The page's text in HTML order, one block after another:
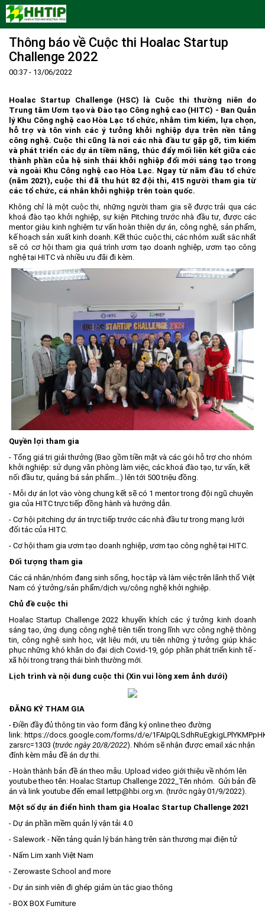
Trang Chủ
Giới thiệu
Tầm nhìn - Sứ mệnh
Lãnh đạo Ban Quản lý
Cơ cấu tổ chức
Chức năng, nhiệm vụ
Ban Quản lý Khu
Chính sách mới
Doanh nghiệp
Hợp tác quốc tế
Đào tạo và Nghiên cứu
Cách mạng công nghiệp lần thứ 4
Quy hoạch
Quy hoạch tổng thể
Quy hoạch khu chức năng
Ưu thế
Vị trí
Cơ sở hạ tầng
Cơ chế ưu đãi đầu tư
Cơ chế Một cửa
Nguồn nhân lực
Nhà đầu tư
Hướng dẫn đầu tư
Trình tự, thủ tục đầu tư
Tiêu chí đầu tư
Lĩnh vực đầu tư
Quản lý và vận hành dự án đầu tư
Văn bản pháp luật
Các thủ tục hành chính
Doanh nghiệp
Đất đai
Đầu tư
Khu CNC Hòa Lạc
Lao động
Quy hoạch - Xây dựng
Ưu đãi đầu tư
Công nghệ và Sản phẩm
Văn bản khác
Thông báo
Thông báo chung
Tuyển dụng
Công khai ngân sách
Dữ liệu mở
FAQs
Liên hệ - Liên kết
Liên kết
Thông báo về Cuộc thi Hoalac Startup
Challenge 2022
00:37 - 13/06/2022
Hoalac Startup Challenge (HSC) là Cuộc thi thường niên do
Trung tâm Ươm tạo và Đào tạo Công nghệ cao (HITC) - Ban Quản
lý Khu Công nghệ cao Hòa Lạc tổ chức, nhằm tìm kiếm, lựa chọn,
hỗ trợ và tôn vinh các ý tưởng khởi nghiệp dựa trên nền tảng
công nghệ. Cuộc thi cũng là nơi các nhà đầu tư gặp gỡ, tìm kiếm
và phát triển các dự án tiềm năng, thúc đẩy mối liên kết giữa các
thành phần của hệ sinh thái khởi nghiệp đổi mới sáng tạo trong
và ngoài Khu Công nghệ cao Hòa Lạc. Ngay từ năm đầu tổ chức
(năm 2021), cuộc thi đã thu hút 82 đội thi, 415 người tham gia từ
các tổ chức, cá nhân khởi nghiệp trên toàn quốc.
Không chỉ là một cuộc thi, những người tham gia sẽ được trải qua các
khoá đào tạo khởi nghiệp, sự kiện Pitching trước nhà đầu tư, được các
mentor giàu kinh nghiệm tư vấn hoàn thiện dự án, công nghệ, sản phẩm,
kế hoạch sản xuất kinh doanh. Kết thúc cuộc thi, các nhóm xuất sắc nhất
sẽ có cơ hội tham gia quá trình ươm tạo doanh nghiệp, ươm tạo công
nghệ tại HITC và nhiều ưu đãi đi kèm.
Quyền lợi tham gia
- Tổng giá trị giải thưởng (Bao gồm tiền mặt và các gói hỗ trợ cho nhóm
khởi nghiệp: sử dụng văn phòng làm việc, các khoá đào tạo, tư vấn, kết
nối đầu tư, quảng bá sản phẩm…) lên tới 500 triệu đồng.
- Mỗi dự án lọt vào vòng chung kết sẽ có 1 mentor trong đội ngũ chuyên
gia của HITC trực tiếp đồng hành và hướng dẫn.
- Cơ hội pitching dự án trực tiếp trước các nhà đầu tư trong mạng lưới
đối tác của HITC.
- Cơ hội tham gia ươm tạo doanh nghiệp, ươm tạo công nghệ tại HITC.
Đối tượng tham gia
Các cá nhân/nhóm đang sinh sống, học tập và làm việc trên lãnh thổ Việt
Nam có ý tưởng/sản phẩm/dịch vụ/công nghệ khởi nghiệp.
Chủ đề cuộc thi
Hoalac Startup Challenge 2022 khuyến khích các ý tưởng kinh doanh
sáng tạo, ứng dụng công nghệ tiên tiến trong lĩnh vực công nghệ thông
tin, công nghệ sinh học, vật liệu mới, ưu tiên những ý tưởng giúp khắc
phục những khó khăn do đại dịch Covid-19, góp phần phát triển kinh tế -
xã hội trong trạng thái bình thường mới.
Lịch trình và nội dung cuộc thi (Xin vui lòng xem ảnh dưới)
ĐĂNG KÝ THAM GIA
- Điền đầy đủ thông tin vào form đăng ký online theo đường
link: https://docs.google.com/forms/d/e/
zarsrc=1303 (trước ngày 20/8/2022). Nhóm sẽ nhận được email xác nhận
đính kèm mẫu đề án dự thi.
- Hoàn thành bản đề án theo mẫu. Upload video giới thiệu về nhóm lên
youtube theo tên: Hoalac Startup Challenge 2022_Tên nhóm. Gửi bản đề
án và link youtube đến email lettp@hbi.org.vn . (trước ngày 01/9/2022).
Một số dự án điển hình tham gia Hoalac Startup Challenge 2021
- Dự án phần mềm quản lý vận tải 4.0
- Salework - Nền tảng quản lý bán hàng trên sàn thương mại điện tử
- Nấm Lim xanh Việt Nam
- Zerowaste School and more
- Dự án sinh viên đi ghép giảm ùn tắc giao thông
- BOX BOX Furniture